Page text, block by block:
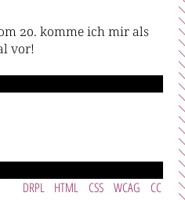
20. komme ich mir als
vor!
DRPL HTML CSS WCAG CC